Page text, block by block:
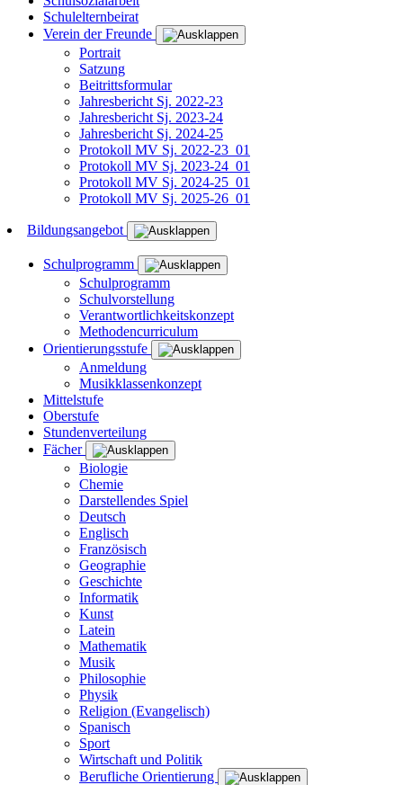
Schulelternbeirat
Verein der Freunde
Portrait
Satzung
Beitrittsformular
Jahresbericht Sj. 2022-23
Jahresbericht Sj. 2023-24
Jahresbericht Sj. 2024-25
Protokoll MV Sj. 2022-23_01
Protokoll MV Sj. 2023-24_01
Protokoll MV Sj. 2024-25_01
Protokoll MV Sj. 2025-26_01
Bildungsangebot
Schulprogramm
Schulprogramm
Schulvorstellung
Verantwortlichkeitskonzept
Methodencurriculum
Orientierungsstufe
Anmeldung
Musikklassenkonzept
Mittelstufe
Oberstufe
Stundenverteilung
Fächer
Biologie
Chemie
Darstellendes Spiel
Deutsch
Englisch
Französisch
Geographie
Geschichte
Informatik
Kunst
Latein
Mathematik
Musik
Philosophie
Physik
Religion (Evangelisch)
Spanisch
Sport
Wirtschaft und Politik
Berufliche Orientierung